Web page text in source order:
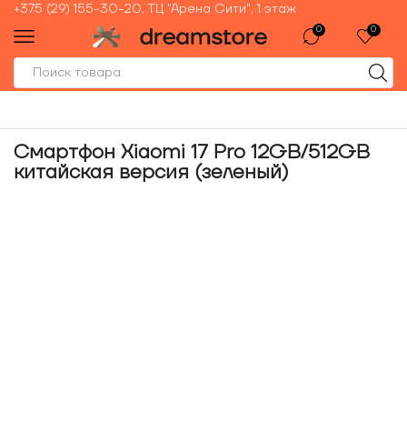
+375 (29) 155-30-20, ТЦ "Арена Сити", 1 этаж
0 0
Смартфон Xiaomi 17 Pro 12GB/512GB
китайская версия (зеленый)